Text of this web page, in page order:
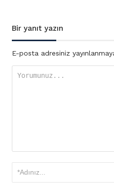
Bir yanıt yazın
E-posta adresiniz